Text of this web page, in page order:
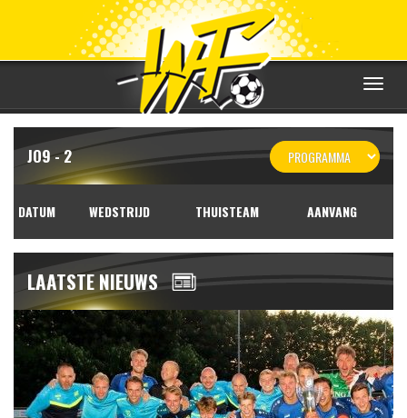
Toggle
JO9 - 2
DATUM WEDSTRIJD THUISTEAM AANVANG
LAATSTE NIEUWS